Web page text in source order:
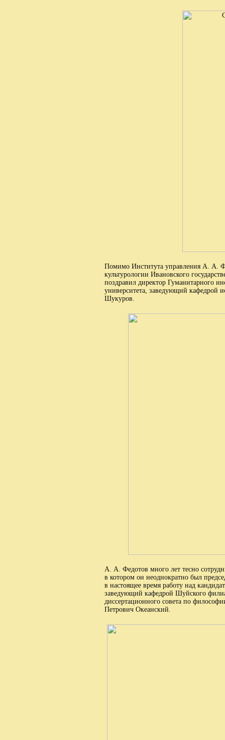
Помимо Института управления А. А.
культурологии Ивановского
поздравил директор Гуманитарного
университета, заведующий кафедрой
Шукуров.
А. А. Федотов много лет тесно
в котором он неоднократно был
в настоящее время работу над
заведующий кафедрой Шуйского
диссертационного совета по
Петрович Океанский.